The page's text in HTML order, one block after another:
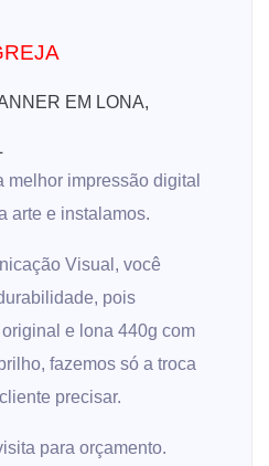
EM LONA,
melhor impressão digital
arte e instalamos.
Visual, você
pois
e lona 440g com
fazemos só a troca
precisar.
para orçamento.